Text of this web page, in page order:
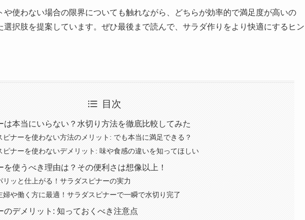
や使わない場合の限界についても触れながら、どちらが効率的で満足度が高いの
選択肢を提案しています。ぜひ最後まで読んで、サラダ作りをより快適にするヒン
目次
は本当にいらない？水切り方法を徹底比較してみた
ナーを使わない方法のメリット: でも本当に満足できる？
ナーを使わないデメリット: 味や食感の違いを知ってほしい
を使うべき理由は？その便利さは想像以上！
ッと仕上がる！サラダスピナーの実力
や働く方に最適！サラダスピナーで一瞬で水切り完了
のデメリット: 知っておくべき注意点